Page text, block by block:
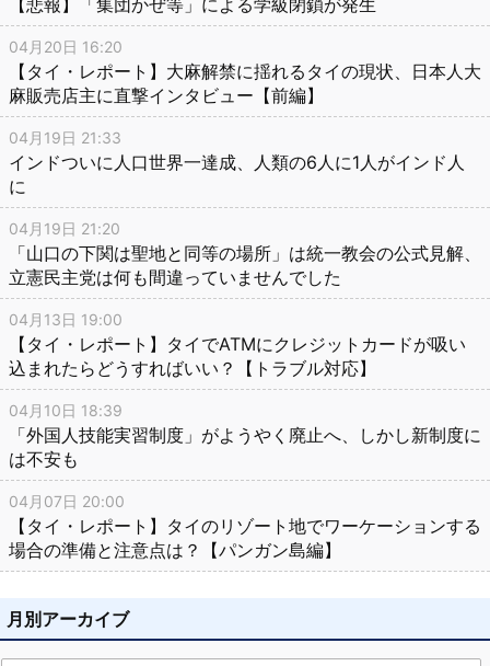
【悲報】「集団かぜ等」による学級閉鎖が発生
04月20日 16:20
【タイ・レポート】大麻解禁に揺れるタイの現状、日本人大
麻販売店主に直撃インタビュー【前編】
04月19日 21:33
インドついに人口世界一達成、人類の6人に1人がインド人
に
04月19日 21:20
「山口の下関は聖地と同等の場所」は統一教会の公式見解、
立憲民主党は何も間違っていませんでした
04月13日 19:00
【タイ・レポート】タイでATMにクレジットカードが吸い
込まれたらどうすればいい？【トラブル対応】
04月10日 18:39
「外国人技能実習制度」がようやく廃止へ、しかし新制度に
は不安も
04月07日 20:00
【タイ・レポート】タイのリゾート地でワーケーションする
場合の準備と注意点は？【パンガン島編】
月別アーカイブ